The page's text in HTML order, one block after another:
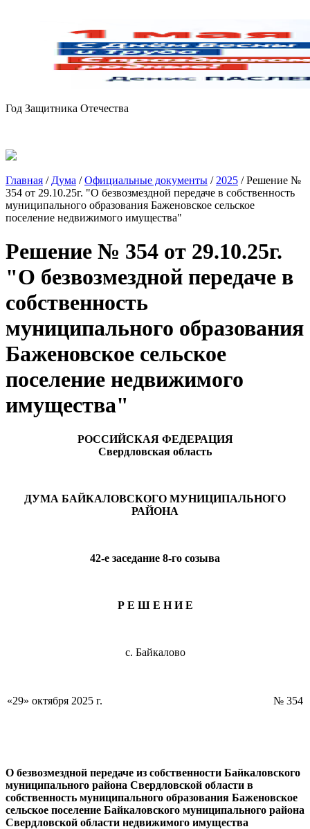
Год Защитника Отечества
Главная / Дума /Официальные документы / 2025 /Решение №
354 от 29.10.25г. "О безвозмездной передаче в собственность
муниципального образования Баженовское сельское
поселение недвижимого имущества"
Решение № 354 от 29.10.25г.
"О безвозмездной передаче в
собственность
муниципального образования
Баженовское сельское
поселение недвижимого
имущества"
РОССИЙСКАЯ ФЕДЕРАЦИЯ
Свердловская область
ДУМА БАЙКАЛОВСКОГО МУНИЦИПАЛЬНОГО
РАЙОНА
42-е заседание 8-го созыва
Р Е Ш Е Н И Е
с. Байкалово
«29» октября 2025 г. № 354
О безвозмездной передаче из собственности Байкаловского
муниципального района Свердловской области в
собственность муниципального образования Баженовское
сельское поселение Байкаловского муниципального района
Свердловской области недвижимого имущества